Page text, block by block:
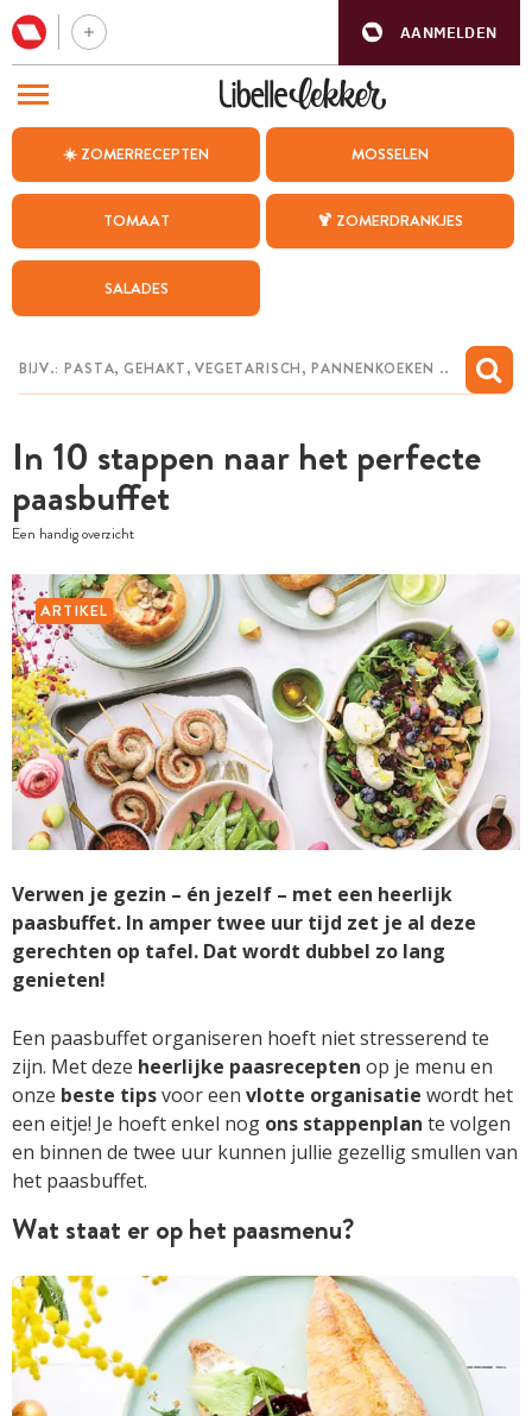
AANMELDEN
☀️ ZOMERRECEPTEN MOSSELEN
TOMAAT 🍹 ZOMERDRANKJES
SALADES
In 10 stappen naar het perfecte
paasbuffet
Een handig overzicht
ARTIKEL
Verwen je gezin – én jezelf – met een heerlijk
paasbuffet. In amper twee uur tijd zet je al deze
gerechten op tafel. Dat wordt dubbel zo lang
genieten!
Een paasbuffet organiseren hoeft niet stresserend te
zijn. Met deze heerlijke paasrecepten op je menu en
onze beste tipsvoor een vlotte organisatie wordt het
een eitje! Je hoeft enkel nog ons stappenplan te volgen
en binnen de twee uur kunnen jullie gezellig smullen van
het paasbuffet.
Wat staat er op het paasmenu?
BEZOEK ONZE ANDERE WEBSITES
WEEKMENU
CHAT MET MAIA
MIJN BEWAARDE RECEPTEN